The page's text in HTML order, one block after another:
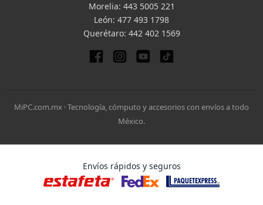
Morelia: 443 5005 221
León: 477 493 1798
Querétaro: 442 402 1569
MiPC.com.mx · Tecnología, cómputo y accesorios con envíos a todo
México.
Envíos rápidos y seguros